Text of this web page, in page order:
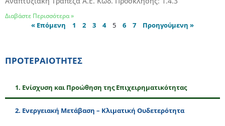
Διαβάστε Περισσότερα »
« Επόμενη 1 2 3 4 5 6 7 Προηγούμενη »
ΠΡΟΤΕΡΑΙΟΤΗΤΕΣ
1. Eνίσχυση και Προώθηση της Επιχειρηματικότητας
2. Ενεργειακή Μετάβαση – Κλιματική Ουδετερότητα